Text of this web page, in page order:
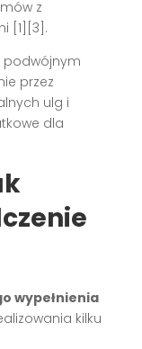
z
[1][3] .
podwójnym
przez
ulg i
dla
wypełnienia
kilku